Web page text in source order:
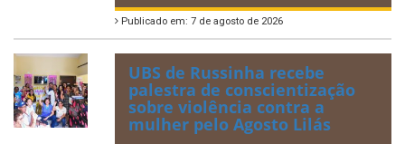
Publicado em: 7 de agosto de 2026
UBS de Russinha recebe
palestra de conscientização
sobre violência contra a
mulher pelo Agosto Lilás